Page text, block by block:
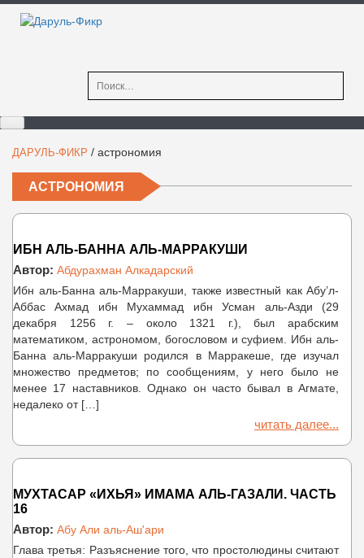
Найти:
ДАРУЛЬ-ФИКР / астрономия
АСТРОНОМИЯ
ИБН АЛЬ-БАННА АЛЬ-МАРРАКУШИ
Автор: Абдурахман Алкадарский
Ибн аль-Банна аль-Марракуши, также известный как Абу’л-
Аббас Ахмад ибн Мухаммад ибн Усман аль-Азди (29
декабря 1256 г. – около 1321 г.), был арабским
математиком, астрономом, богословом и суфием. Ибн аль-
Банна аль-Марракуши родился в Марракеше, где изучал
множество предметов; по сообщениям, у него было не
менее 17 наставников. Однако он часто бывал в Агмате,
недалеко от […]
читать далее...
МУХТАСАР «ИХЬЯ» ИМАМА АЛЬ-ГАЗАЛИ. ЧАСТЬ
16
Автор: Абу Али аль-Аш'ари
Глава третья: Разъяснение того, что простолюдины считают